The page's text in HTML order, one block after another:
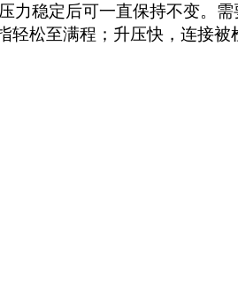
稳定后可一直保持不变。
轻松至满程；升压快，连接